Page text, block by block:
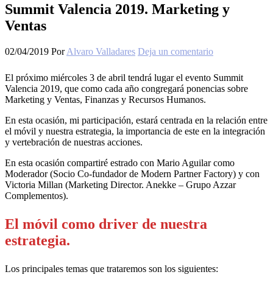
Summit Valencia 2019. Marketing y
Ventas
02/04/2019 PorAlvaro Valladares Deja un comentario
El próximo miércoles 3 de abril tendrá lugar el evento Summit
Valencia 2019, que como cada año congregará ponencias sobre
Marketing y Ventas, Finanzas y Recursos Humanos.
En esta ocasión, mi participación, estará centrada en la relación entre
el móvil y nuestra estrategia, la importancia de este en la integración
y vertebración de nuestras acciones.
En esta ocasión compartiré estrado con Mario Aguilar como
Moderador (Socio Co-fundador de Modern Partner Factory) y con
Victoria Millan (Marketing Director. Anekke – Grupo Azzar
Complementos).
El móvil como driver de nuestra
estrategia.
Los principales temas que trataremos son los siguientes: